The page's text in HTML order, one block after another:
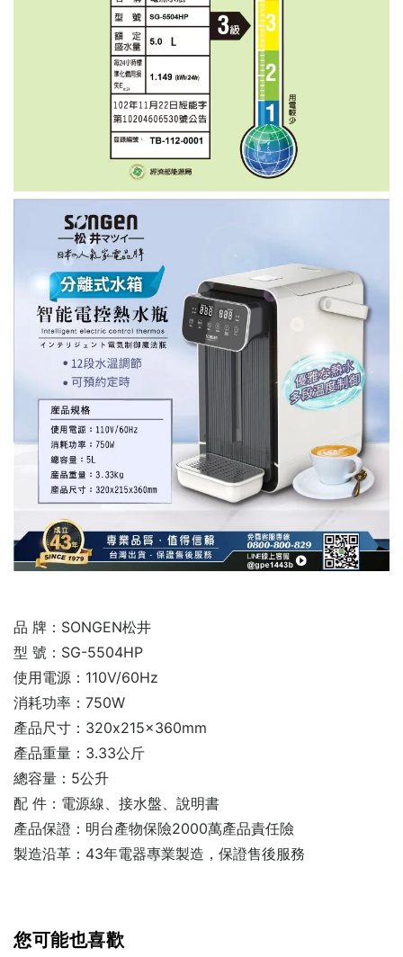
品 牌：SONGEN松井
型 號：SG-5504HP
使用電源：110V/60Hz
消耗功率：750W
產品尺寸：320x215x360mm
產品重量：3.33公斤
總容量：5公升
配 件：電源線、接水盤、說明書
產品保證：明台產物保險2000萬產品責任險
製造沿革：43年電器專業製造，保證售後服務
您可能也喜歡